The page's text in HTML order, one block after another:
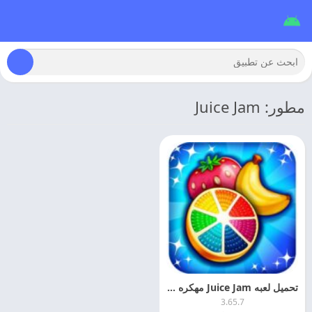
مطور: Juice Jam
تحميل لعبه Juice Jam مهكره اخر تحديث مجانا
3.65.7